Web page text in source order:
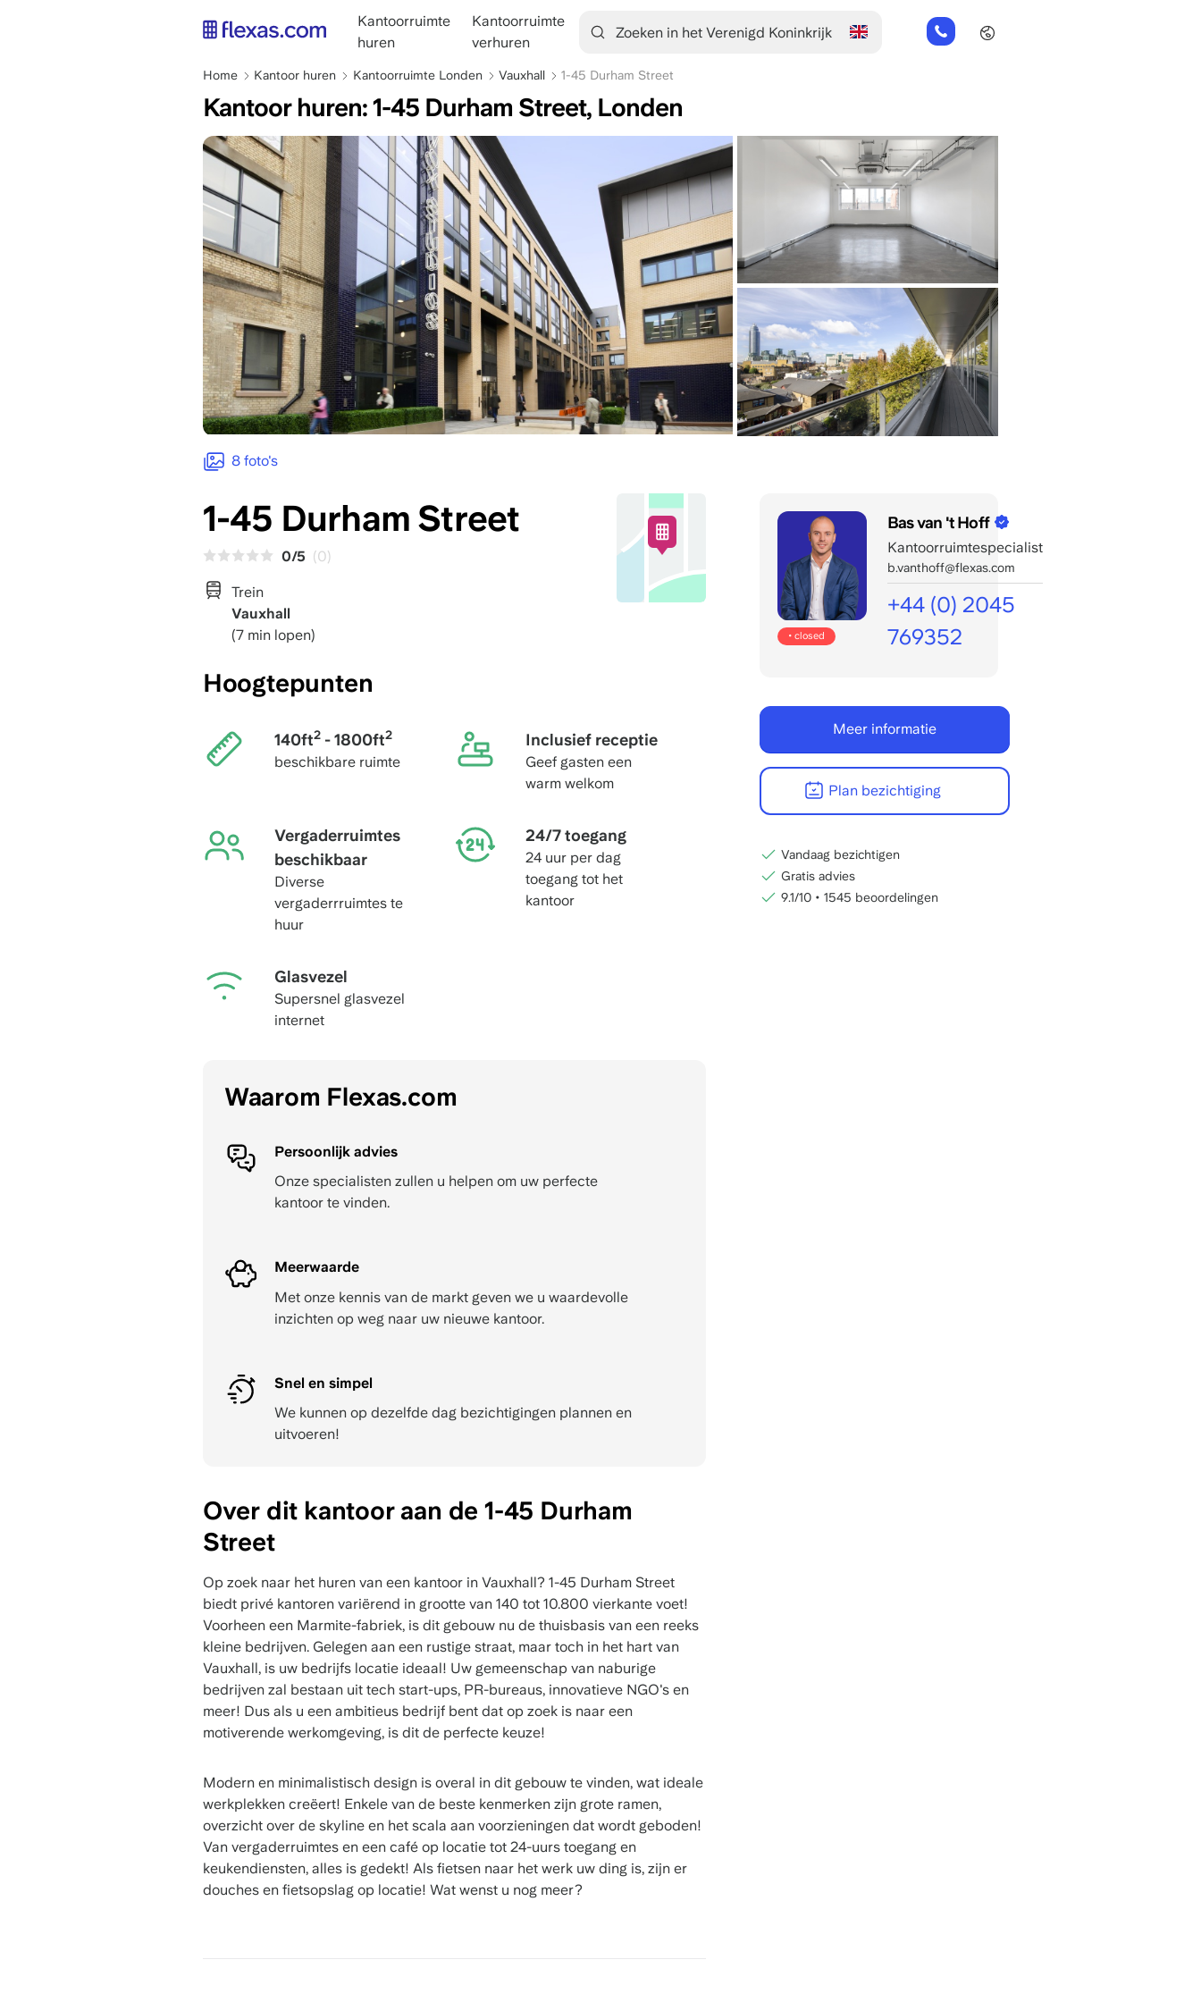
main
navigation
Kantoorruimte
huren
Kantoorruimte
verhuren
+44
(0)
Kruimelpad
Home Kantoor huren Kantoorruimte Londen Vauxhall 1-45 Durham Street
Kantoor huren: 1-45 Durham Street, Londen
8 foto's
1-45 Durham Street
0/5 (0)
Trein
Vauxhall
(7 min lopen)
Hoogtepunten
140ft2- 1800ft2
beschikbare ruimte
Inclusief receptie
Geef gasten een
warm welkom
Vergaderruimtes
beschikbaar
Diverse
vergaderrruimtes te
huur
24/7 toegang
24 uur per dag
toegang tot het
kantoor
Glasvezel
Supersnel glasvezel
internet
Waarom Flexas.com
Persoonlijk advies
Onze specialisten zullen u helpen om uw perfecte
kantoor te vinden.
Meerwaarde
Met onze kennis van de markt geven we u waardevolle
inzichten op weg naar uw nieuwe kantoor.
Snel en simpel
We kunnen op dezelfde dag bezichtigingen plannen en
uitvoeren!
Over dit kantoor aan de 1-45 Durham
Street
Op zoek naar het huren van een kantoor in Vauxhall? 1-45 Durham Street
biedt privé kantoren variërend in grootte van 140 tot 10.800 vierkante voet!
Voorheen een Marmite-fabriek, is dit gebouw nu de thuisbasis van een reeks
kleine bedrijven. Gelegen aan een rustige straat, maar toch in het hart van
Vauxhall, is uw bedrijfs locatie ideaal! Uw gemeenschap van naburige
bedrijven zal bestaan uit tech start-ups, PR-bureaus, innovatieve NGO's en
meer! Dus als u een ambitieus bedrijf bent dat op zoek is naar een
motiverende werkomgeving, is dit de perfecte keuze!
Modern en minimalistisch design is overal in dit gebouw te vinden, wat ideale
werkplekken creëert! Enkele van de beste kenmerken zijn grote ramen,
overzicht over de skyline en het scala aan voorzieningen dat wordt geboden!
Van vergaderruimtes en een café op locatie tot 24-uurs toegang en
keukendiensten, alles is gedekt! Als fietsen naar het werk uw ding is, zijn er
douches en fietsopslag op locatie! Wat wenst u nog meer?
• closed
Bas van 't Hoff
Kantoorruimtespecialist
b.vanthoff@flexas.com
+44 (0) 2045
769352
8:00
-
22:00
CET
Meer informatie
Plan bezichtiging
Vandaag bezichtigen
Gratis advies
9.1/10 • 1545 beoordelingen